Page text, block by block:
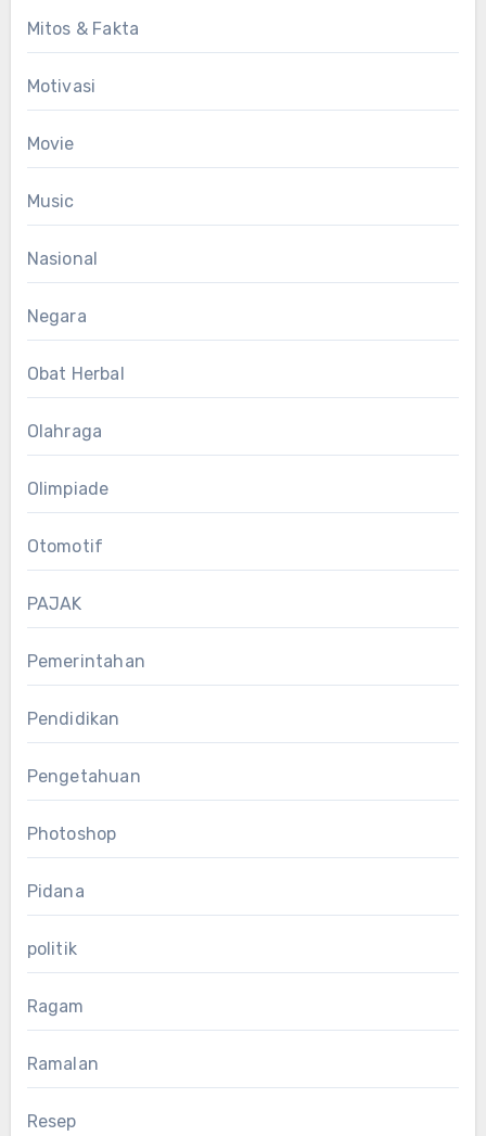
Mitos & Fakta
Motivasi
Movie
Music
Nasional
Negara
Obat Herbal
Olahraga
Olimpiade
Otomotif
PAJAK
Pemerintahan
Pendidikan
Pengetahuan
Photoshop
Pidana
politik
Ragam
Ramalan
Resep